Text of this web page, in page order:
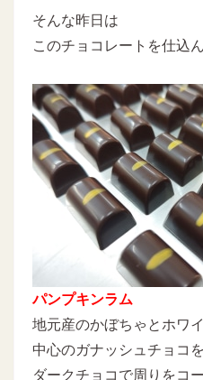
そんな昨日は
このチョコレートを仕込
パンプキンラム
地元産のかぼちゃとホワ
中心のガナッシュチョコ
ダークチョコで周りをコ